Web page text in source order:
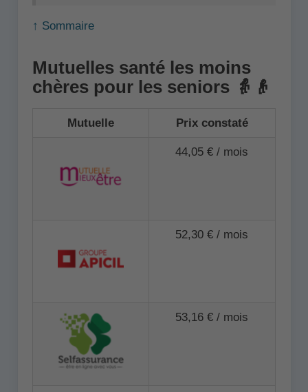
↑ Sommaire
Mutuelles santé les moins
chères pour les seniors 👵👴
Mutuelle Prix constaté
44,05 € / mois
52,30 € / mois
53,16 € / mois